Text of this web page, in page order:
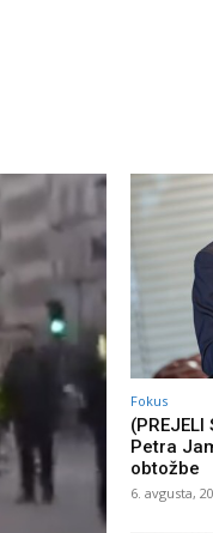
Fokus
Petra
obtožbe
6. avgusta,